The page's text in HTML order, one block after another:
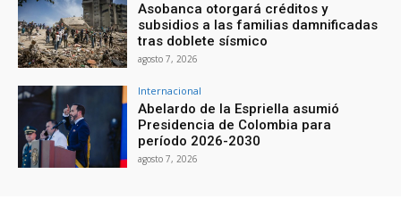
Asobanca otorgará créditos y
subsidios a las familias damnificadas
tras doblete sísmico
agosto 7, 2026
Internacional
Abelardo de la Espriella asumió
Presidencia de Colombia para
período 2026-2030
agosto 7, 2026